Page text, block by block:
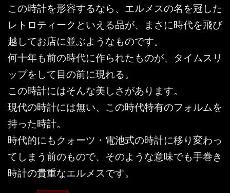
この時計を形容するなら、エルメスの名を冠した
レトロティークといえる品が、まさに時代を飛び
越してお店に並ぶようなものです。
何十年も前の時代に作られたものが、タイムスリ
ップをして目の前に現れる。
この時計にはそんな美しさがあります。
現代の時計には無い、この時代特有のフォルムを
持った時計。
時代的にもクォーツ・電池式の時計に移り変わっ
てしまう前のもので、そのような意味でも手巻き
時計の貴重なエルメスです。